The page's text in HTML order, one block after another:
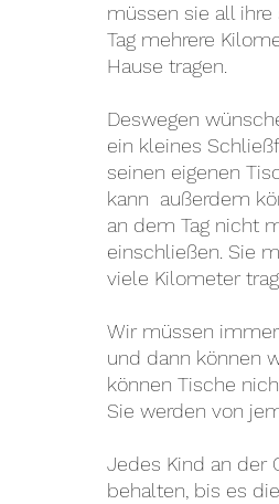
müssen sie all
Tag mehrere
Hause tragen.
Deswegen
ein kleines
seinen eigenen
kann außerdem
an dem Tag nicht
einschließen. Sie
viele Kilometer
Wir müssen
und dann können
können Tische
Sie werden von
Jedes Kind an der
behalten, bis es